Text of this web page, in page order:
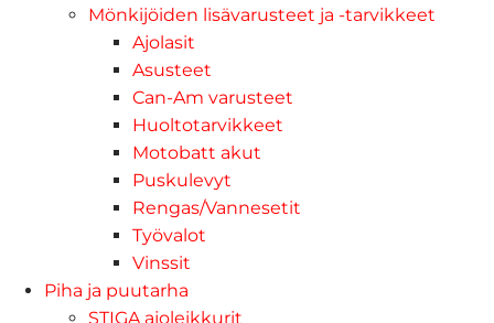
Mönkijöiden lisävarusteet ja -tarvikkeet
Ajolasit
Asusteet
Can-Am varusteet
Huoltotarvikkeet
Motobatt akut
Puskulevyt
Rengas/Vannesetit
Työvalot
Vinssit
Piha ja puutarha
STIGA ajoleikkurit